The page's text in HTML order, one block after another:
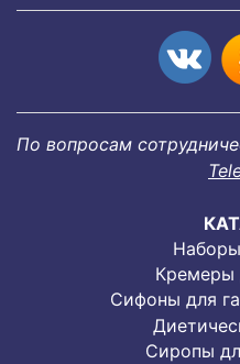
По вопросам
Кремеры
Сифоны для
Сиропы